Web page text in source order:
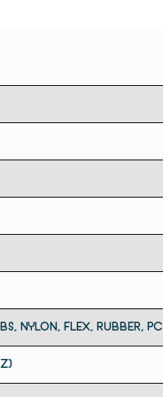
NYLON, FLEX, RUBBER, PС